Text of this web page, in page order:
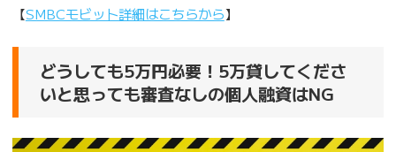
【SMBCモビット詳細はこちらから】
どうしても5万円必要！5万貸してくださ
いと思っても審査なしの個人融資はNG